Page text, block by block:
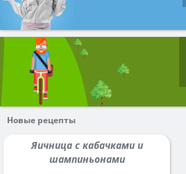
Новые рецепты
Яичница с кабачками и
шампиньонами